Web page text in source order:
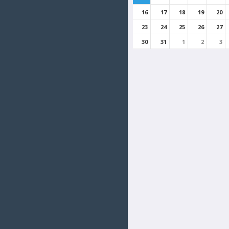
16
17 18 19 20
23
24 25 26 27
30
31 1 2 3